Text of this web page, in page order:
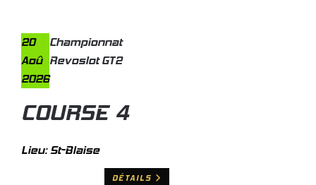
20
Aoû
2026
Championnat
Revoslot GT2
COURSE 4
Lieu:St-Blaise
DÉTAILS